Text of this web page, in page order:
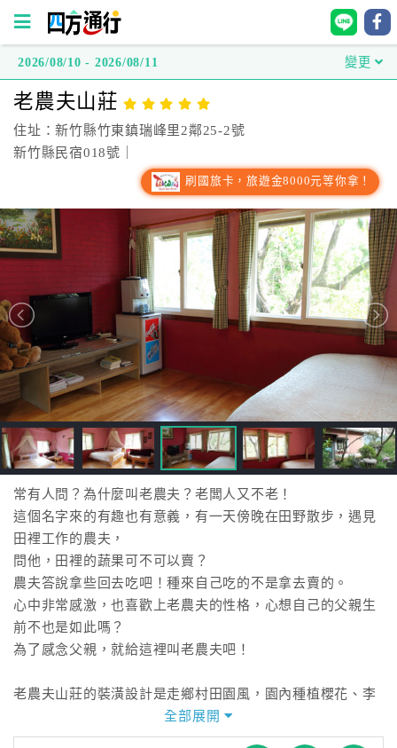
方
通
行
台
訂
房
接
跟
飯
店
訂
房
HOT
特
色
民
宿
球
2026/08/10 - 2026/08/11 變更
老農夫山莊
住址：新竹縣竹東鎮瑞峰里2鄰25-2號
新竹縣民宿018號｜
刷國旅卡，旅遊金8000元等你拿！
常有人問？為什麼叫老農夫？老闆人又不老！
這個名字來的有趣也有意義，有一天傍晚在田野散步，遇見
田裡工作的農夫，
問他，田裡的蔬果可不可以賣？
農夫答說拿些回去吃吧！種來自己吃的不是拿去賣的。
心中非常感激，也喜歡上老農夫的性格，心想自己的父親生
前不也是如此嗎？
為了感念父親，就給這裡叫老農夫吧！
老農夫山莊的裝潢設計是走鄉村田園風，園內種植櫻花、李
花、楓樹等落葉植物， 四季非常分明，整個環境非常優美清
靜，加上一些牆上的壁畫及可愛童話木偶擺設， 就如同走入
全部展開